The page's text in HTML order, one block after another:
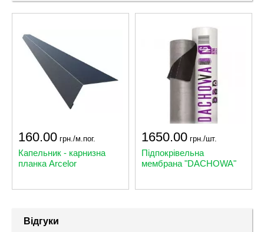
160.00 грн./м.пог.
Капельник - карнизна
планка Arcelor
1650.00 грн./шт.
Підпокрівельна
мембрана "DACHOWA"
Відгуки